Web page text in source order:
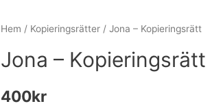
Hem / Kopieringsrätter / Jona – Kopieringsrätt
Jona – Kopieringsrätt
400kr